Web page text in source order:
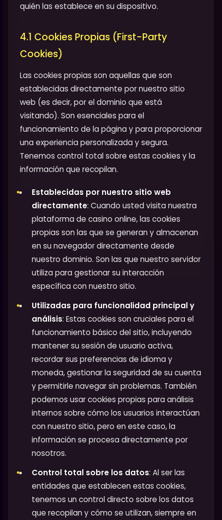
quién las establece en su dispositivo.
4.1 Cookies Propias (First-Party
Cookies)
Las cookies propias son aquellas que son
establecidas directamente por nuestro sitio
web (es decir, por el dominio que está
visitando). Son esenciales para el
funcionamiento de la página y para proporcionar
una experiencia personalizada y segura.
Tenemos control total sobre estas cookies y la
información que recopilan.
Establecidas por nuestro sitio web
directamente: Cuando usted visita nuestra
plataforma de casino online, las cookies
propias son las que se generan y almacenan
en su navegador directamente desde
nuestro dominio. Son las que nuestro servidor
utiliza para gestionar su interacción
específica con nuestro sitio.
Utilizadas para funcionalidad principal y
análisis: Estas cookies son cruciales para el
funcionamiento básico del sitio, incluyendo
mantener su sesión de usuario activa,
recordar sus preferencias de idioma y
moneda, gestionar la seguridad de su cuenta
y permitirle navegar sin problemas. También
podemos usar cookies propias para análisis
internos sobre cómo los usuarios interactúan
con nuestro sitio, pero en este caso, la
información se procesa directamente por
nosotros.
Control total sobre los datos: Al ser las
entidades que establecen estas cookies,
tenemos un control directo sobre los datos
que recopilan y cómo se utilizan, siempre en